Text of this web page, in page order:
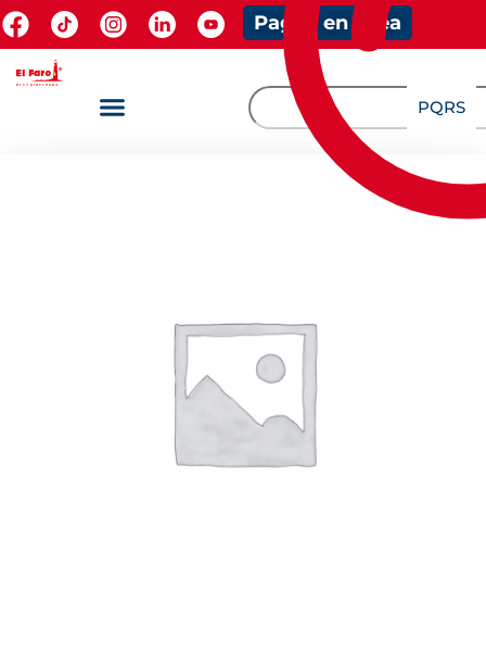
Pagos en línea
PQRS